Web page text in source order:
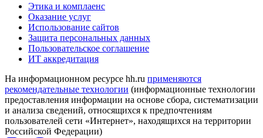
Этика и комплаенс
Оказание услуг
Использование сайтов
Защита персональных данных
Пользовательское соглашение
ИТ аккредитация
На информационном ресурсе hh.ru применяются
рекомендательные технологии (информационные технологии
предоставления информации на основе сбора, систематизации
и анализа сведений, относящихся к предпочтениям
пользователей сети «Интернет», находящихся на территории
Российской Федерации)